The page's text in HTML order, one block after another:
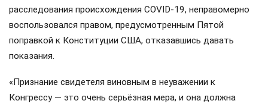
расследования происхождения COVID-19, неправомерно
воспользовался правом, предусмотренным Пятой
поправкой к Конституции США, отказавшись давать
показания.
«Признание свидетеля виновным в неуважении к
Конгрессу — это очень серьёзная мера, и она должна